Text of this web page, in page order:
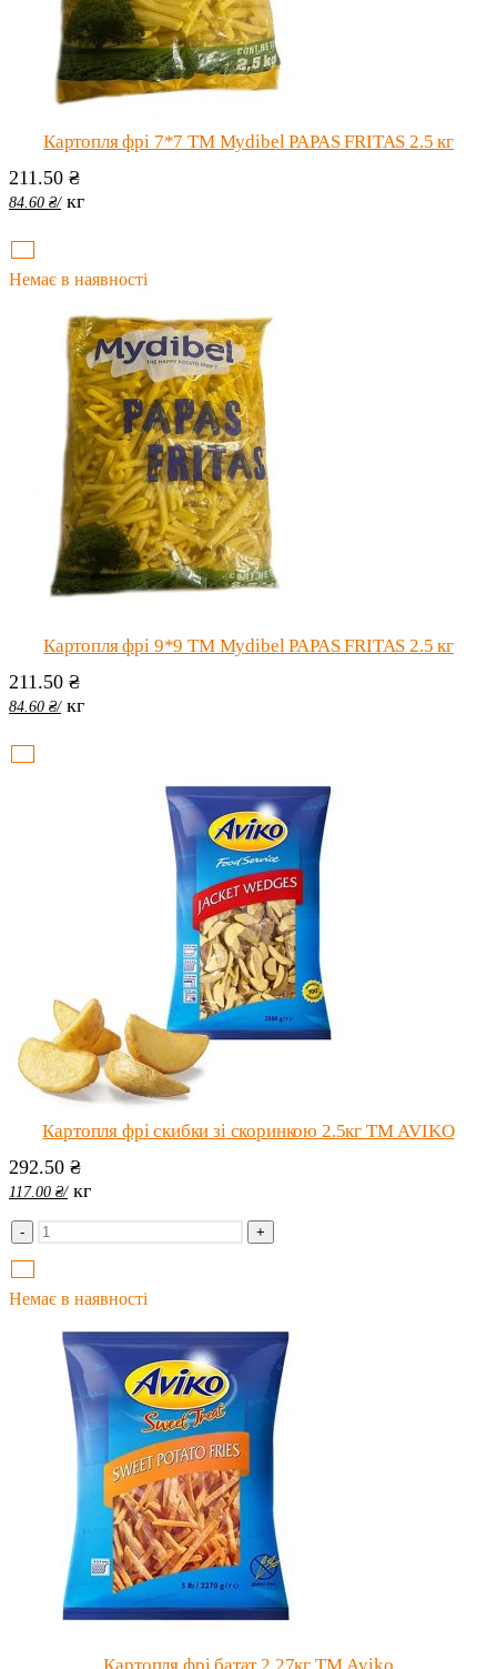
Картопля фрі 7*7 ТМ Mydibel PAPAS FRITAS 2.5 кг
211.50 ₴
84.60 ₴/ кг
Немає в наявності
Картопля фрі 9*9 ТМ Mydibel PAPAS FRITAS 2.5 кг
211.50 ₴
84.60 ₴/ кг
Картопля фрі скибки зі скоринкою 2.5кг ТМ AVIKO
292.50 ₴
117.00 ₴/ кг
- +
Немає в наявності